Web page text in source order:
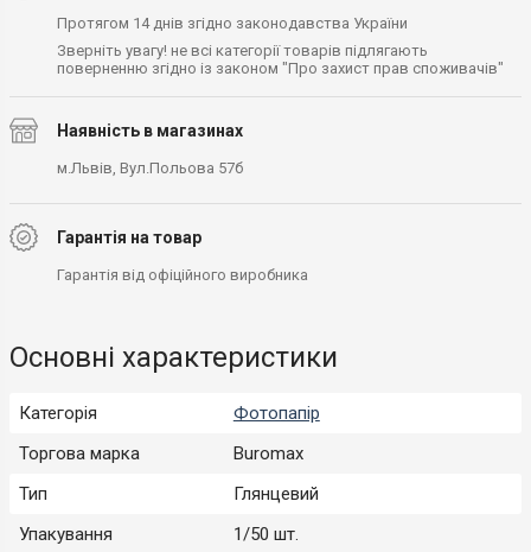
Протягом 14 днів згідно законодавства України
Зверніть увагу! не всі категорії товарів підлягають
поверненню згідно із законом "Про захист прав споживачів"
Наявність в магазинах
м.Львів, Вул.Польова 57б
Гарантія на товар
Гарантія від офіційного виробника
Основні характеристики
Категорія
Фотопапір
Торгова марка
Buromax
Тип
Глянцевий
Упакування
1/50 шт.